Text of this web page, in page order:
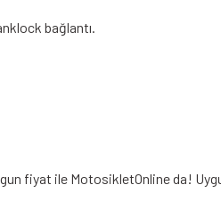
bağlantı.
fiyat ile MotosikletOnline da!